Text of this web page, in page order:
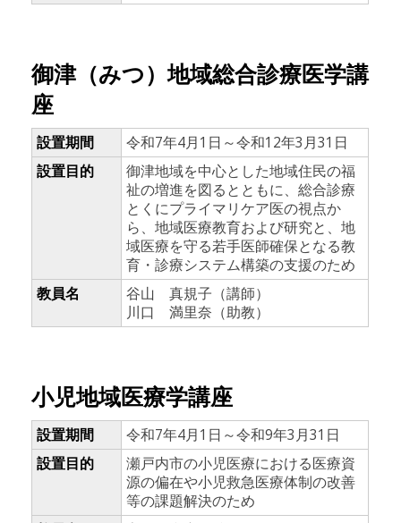
御津（みつ）地域総合診療医学講
座
設置期間
令和7年4月1日～令和12年3月31日
設置目的
御津地域を中心とした地域住民の福
祉の増進を図るとともに、総合診療
とくにプライマリケア医の視点か
ら、地域医療教育および研究と、地
域医療を守る若手医師確保となる教
育・診療システム構築の支援のため
教員名
谷山 真規子（講師）
川口 満里奈（助教）
小児地域医療学講座
設置期間
令和7年4月1日～令和9年3月31日
設置目的
瀬戸内市の小児医療における医療資
源の偏在や小児救急医療体制の改善
等の課題解決のため